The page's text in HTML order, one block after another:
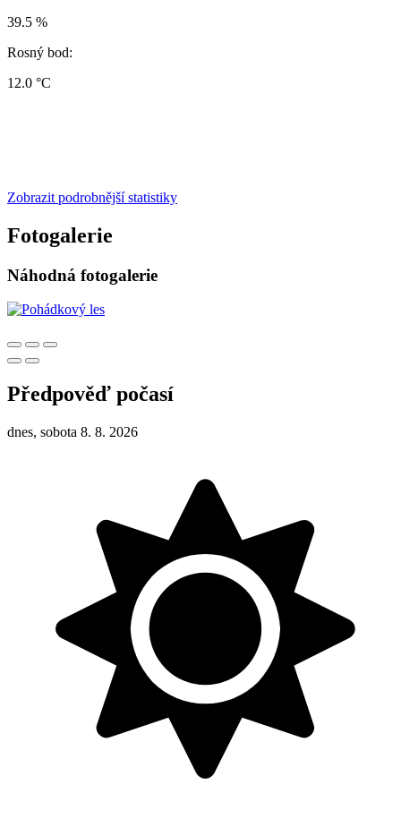
39.5 %
Rosný bod:
12.0 °C
Zobrazit podrobnější statistiky
Fotogalerie
Náhodná fotogalerie
Předpověď počasí
dnes, sobota 8. 8. 2026